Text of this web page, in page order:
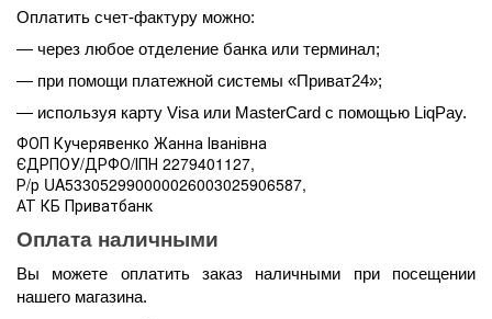
Оплатить счет-фактуру можно:
— через любое отделение банка или терминал;
— при помощи платежной системы «Приват24»;
— используя карту Visa или MasterCard с помощью LiqPay.
ФОП Кучерявенко Жанна Іванівна
ЄДРПОУ/ДРФО/ІПН 2279401127,
Р/р UA533052990000026003025906587,
АТ КБ Приватбанк
Оплата наличными
Вы можете оплатить заказ наличными при посещении
нашего магазина.